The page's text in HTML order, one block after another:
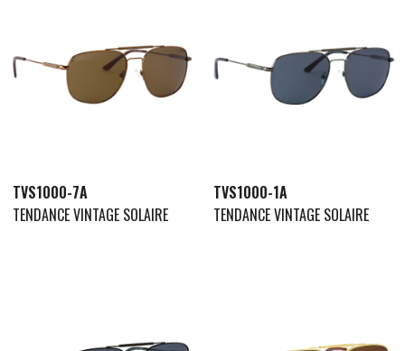
TVS1000-7A
TENDANCE VINTAGE SOLAIRE
TVS1000-1A
TENDANCE VINTAGE SOLAIRE